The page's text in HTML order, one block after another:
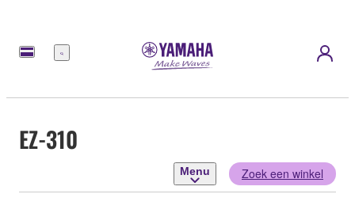
Menu
EZ-310
Menu Zoek een winkel